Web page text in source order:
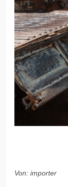
Von: importer